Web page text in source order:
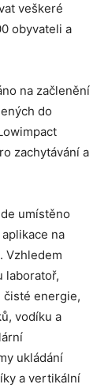
veškeré
obyvateli a
na začlenění
do
zachytávání a
umístěno
na
Vzhledem
laboratoř,
energie,
vodíku a
ukládání
a vertikální